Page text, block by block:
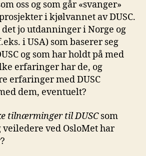
oss og som går «svanger»
i kjølvannet av DUSC.
jo utdanninger i Norge og
i USA) som baserer seg
og som har holdt på med
erfaringer har de, og
erfaringer med DUSC
dem, eventuelt?
tilnærminger til DUSCsom
ved OsloMet har